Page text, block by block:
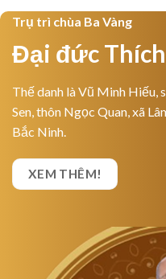
Trụ trì chùa Ba Vàng
Đại đức
Thế danh là Vũ Minh Hiếu,
Sen, thôn Ngọc Quan, xã
Bắc Ninh.
XEM THÊM!